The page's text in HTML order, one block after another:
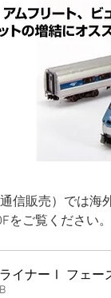
信販売）では海
をご覧ください。
イナーⅠ フェ